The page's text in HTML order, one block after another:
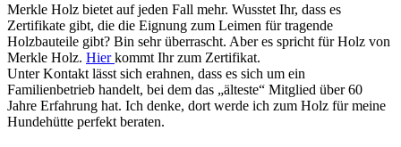
Merkle Holz bietet auf jeden Fall mehr. Wusstet Ihr, dass es
Zertifikate gibt, die die Eignung zum Leimen für tragende
Holzbauteile gibt? Bin sehr überrascht. Aber es spricht für Holz von
Merkle Holz. Hierkommt Ihr zum Zertifikat.
Unter Kontakt lässt sich erahnen, dass es sich um ein
Familienbetrieb handelt, bei dem das „älteste“ Mitglied über 60
Jahre Erfahrung hat. Ich denke, dort werde ich zum Holz für meine
Hundehütte perfekt beraten.